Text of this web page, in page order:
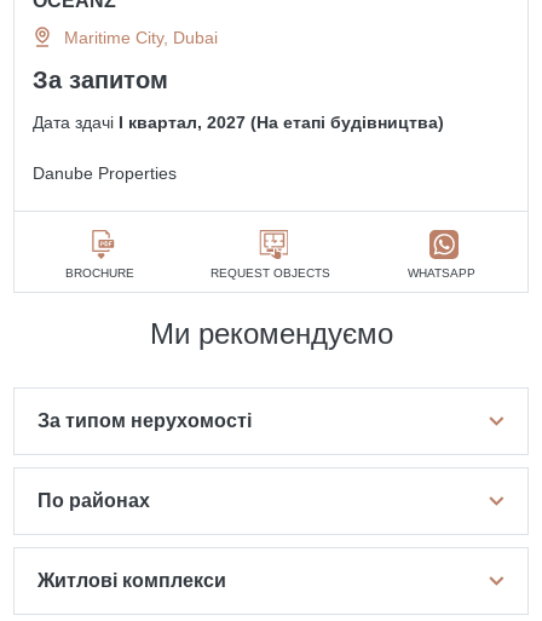
Maritime City, Dubai
За запитом
Дата здачі I квартал, 2027 (На етапі будівництва)
Danube Properties
BROCHURE REQUEST OBJECTS WHATSAPP
Ми рекомендуємо
За типом нерухомості
По районах
Житлові комплекси